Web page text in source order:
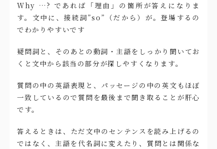
Why …? であれば「理由」の箇所が答えになりま
す。文中に、接続詞”so”（だから）が。登場するの
でわかりやすいです
疑問詞と、そのあとの動詞・主語をしっかり聞いてお
くと文中から該当の部分が探しやすくなります。
質問の中の英語表現と、パッセージの中の英文もほぼ
一致しているので質問を最後まで聞き取ることが肝心
です。
答えるときは、ただ文中のセンテンスを読み上げるの
ではなく、主語を代名詞に変えたり、質問とは関係な